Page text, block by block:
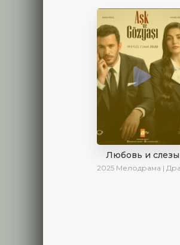
Любовь и слезы
2025 Мелодрама | Драма | Новинки | Сериалы 2025